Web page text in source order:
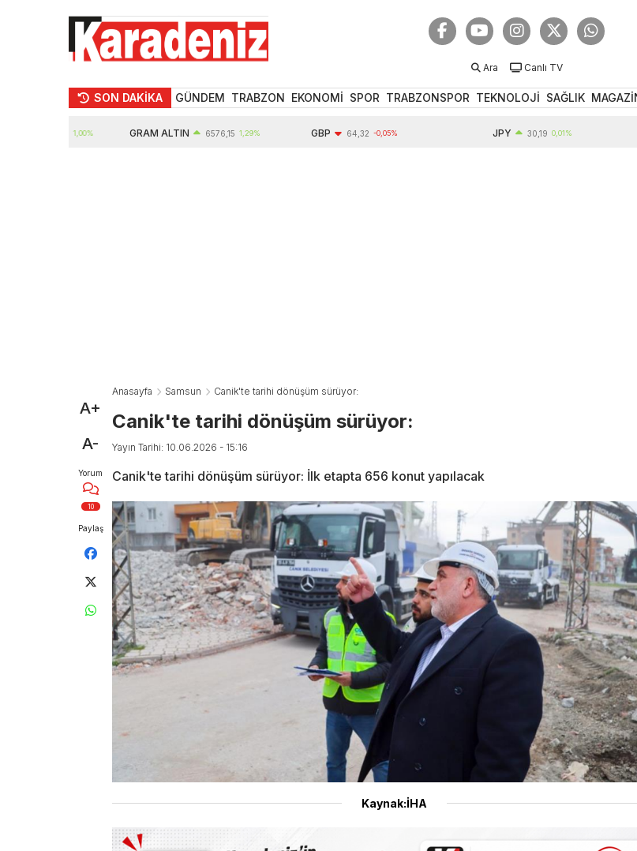
Ara Canlı TV
SON DAKİKA GÜNDEM TRABZON EKONOMİ SPOR TRABZONSPOR TEKNOLOJİ SAĞLIK
GRAM ALTIN 6576,15 1,29% 64,32 -0,05% 30,19 0,01%
A+
A-
Yorum
10
Paylaş
Anasayfa Samsun Canik'te tarihi dönüşüm sürüyor:
Canik'te tarihi dönüşüm sürüyor:
Yayın Tarihi: 10.06.2026 - 15:16
Canik'te tarihi dönüşüm sürüyor: İlk etapta 656 konut yapılacak
Kaynak:İHA